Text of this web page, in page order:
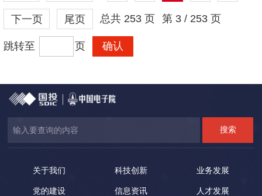
下一页 尾页 总共253 页 第3 / 253 页
跳转至 页
关于我们 科技创新 业务发展
党的建设 信息资讯 人才发展